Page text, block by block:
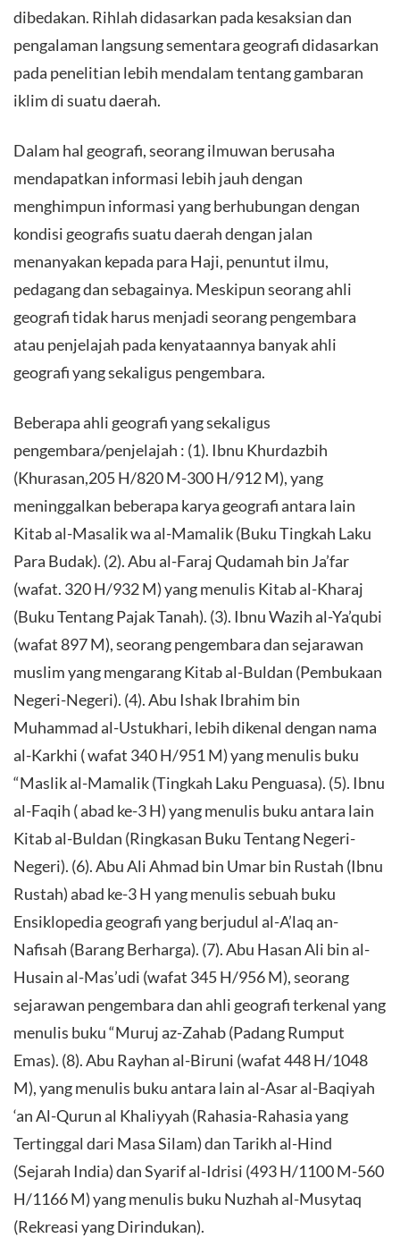
dibedakan. Rihlah didasarkan pada kesaksian dan
pengalaman langsung sementara geografi didasarkan
pada penelitian lebih mendalam tentang gambaran
iklim di suatu daerah.
Dalam hal geografi, seorang ilmuwan berusaha
mendapatkan informasi lebih jauh dengan
menghimpun informasi yang berhubungan dengan
kondisi geografis suatu daerah dengan jalan
menanyakan kepada para Haji, penuntut ilmu,
pedagang dan sebagainya. Meskipun seorang ahli
geografi tidak harus menjadi seorang pengembara
atau penjelajah pada kenyataannya banyak ahli
geografi yang sekaligus pengembara.
Beberapa ahli geografi yang sekaligus
pengembara/penjelajah : (1). Ibnu Khurdazbih
(Khurasan,205 H/820 M-300 H/912 M), yang
meninggalkan beberapa karya geografi antara lain
Kitab al-Masalik wa al-Mamalik (Buku Tingkah Laku
Para Budak). (2). Abu al-Faraj Qudamah bin Ja’far
(wafat. 320 H/932 M) yang menulis Kitab al-Kharaj
(Buku Tentang Pajak Tanah). (3). Ibnu Wazih al-Ya’qubi
(wafat 897 M), seorang pengembara dan sejarawan
muslim yang mengarang Kitab al-Buldan (Pembukaan
Negeri-Negeri). (4). Abu Ishak Ibrahim bin
Muhammad al-Ustukhari, lebih dikenal dengan nama
al-Karkhi ( wafat 340 H/951 M) yang menulis buku
“Maslik al-Mamalik (Tingkah Laku Penguasa). (5). Ibnu
al-Faqih ( abad ke-3 H) yang menulis buku antara lain
Kitab al-Buldan (Ringkasan Buku Tentang Negeri-
Negeri). (6). Abu Ali Ahmad bin Umar bin Rustah (Ibnu
Rustah) abad ke-3 H yang menulis sebuah buku
Ensiklopedia geografi yang berjudul al-A’laq an-
Nafisah (Barang Berharga). (7). Abu Hasan Ali bin al-
Husain al-Mas’udi (wafat 345 H/956 M), seorang
sejarawan pengembara dan ahli geografi terkenal yang
menulis buku “Muruj az-Zahab (Padang Rumput
Emas). (8). Abu Rayhan al-Biruni (wafat 448 H/1048
M), yang menulis buku antara lain al-Asar al-Baqiyah
‘an Al-Qurun al Khaliyyah (Rahasia-Rahasia yang
Tertinggal dari Masa Silam) dan Tarikh al-Hind
(Sejarah India) dan Syarif al-Idrisi (493 H/1100 M-560
H/1166 M) yang menulis buku Nuzhah al-Musytaq
(Rekreasi yang Dirindukan).